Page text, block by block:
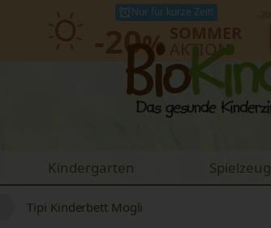
Nur für kurze Zeit!
-20% AKTION
Kindergarten Spielzeug
Tipi Kinderbett Mogli